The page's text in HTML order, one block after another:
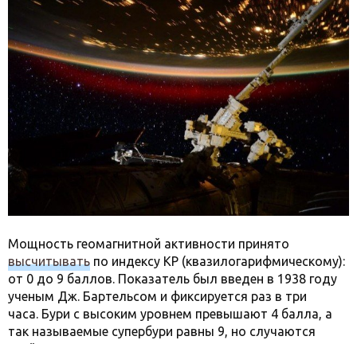
Мощность геомагнитной активности принято
высчитывать по индексу КР (квазилогарифмическому):
от 0 до 9 баллов. Показатель был введен в 1938 году
ученым Дж. Бартельсом и фиксируется раз в три
часа. Бури с высоким уровнем превышают 4 балла, а
так называемые супербури равны 9, но случаются